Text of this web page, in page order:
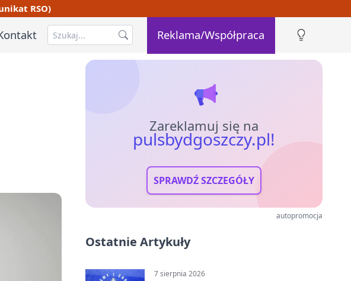
RSO)
Reklama/Współpraca
Zareklamuj się na
pulsbydgoszczy.pl!
SPRAWDŹ SZCZEGÓŁY
autopromocja
Ostatnie Artykuły
7 sierpnia 2026